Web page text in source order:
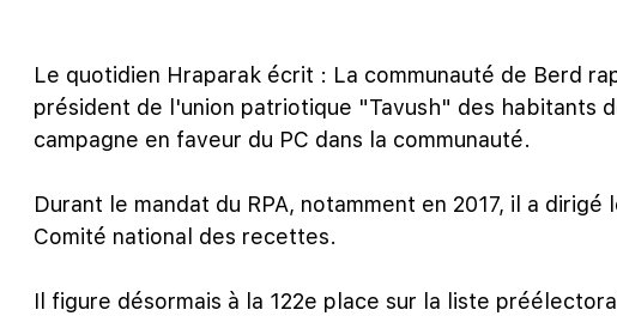
Le quotidien Hraparak écrit : La communauté de Berd
président de l'union patriotique "Tavush" des habitants
campagne en faveur du PC dans la communauté.
Durant le mandat du RPA, notamment en 2017, il a
Comité national des recettes.
Il figure désormais à la 122e place sur la liste